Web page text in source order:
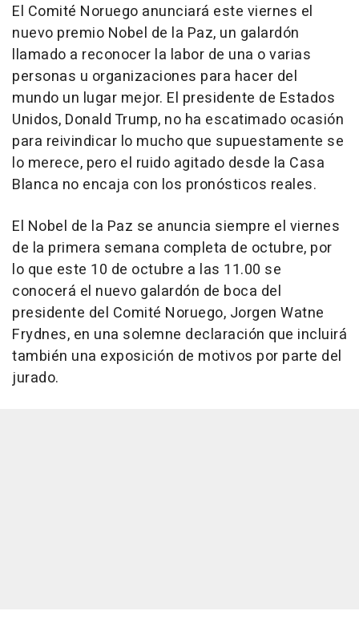
El Comité Noruego anunciará este viernes el
nuevo premio Nobel de la Paz, un galardón
llamado a reconocer la labor de una o varias
personas u organizaciones para hacer del
mundo un lugar mejor. El presidente de Estados
Unidos, Donald Trump, no ha escatimado ocasión
para reivindicar lo mucho que supuestamente se
lo merece, pero el ruido agitado desde la Casa
Blanca no encaja con los pronósticos reales.
El Nobel de la Paz se anuncia siempre el viernes
de la primera semana completa de octubre, por
lo que este 10 de octubre a las 11.00 se
conocerá el nuevo galardón de boca del
presidente del Comité Noruego, Jorgen Watne
Frydnes, en una solemne declaración que incluirá
también una exposición de motivos por parte del
jurado.